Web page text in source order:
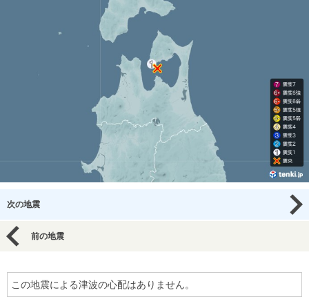
次の地震
前の地震
この地震による津波の心配はありません。